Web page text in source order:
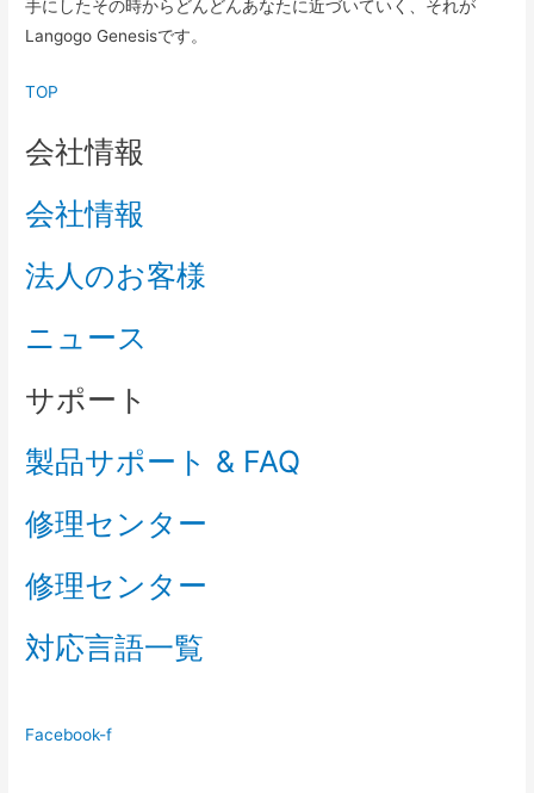
手にしたその時からどんどんあなたに近づいていく、それが
Langogo Genesisです。
TOP
会社情報
会社情報
法人のお客様
ニュース
サポート
製品サポート & FAQ
修理センター
修理センター
対応言語一覧
Facebook-f